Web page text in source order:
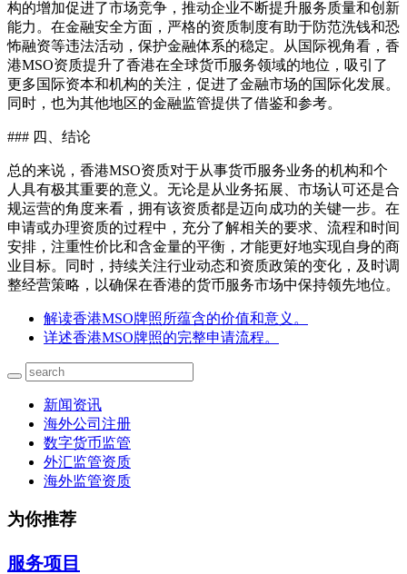
构的增加促进了市场竞争，推动企业不断提升服务质量和创新
能力。在金融安全方面，严格的资质制度有助于防范洗钱和恐
怖融资等违法活动，保护金融体系的稳定。从国际视角看，香
港MSO资质提升了香港在全球货币服务领域的地位，吸引了
更多国际资本和机构的关注，促进了金融市场的国际化发展。
同时，也为其他地区的金融监管提供了借鉴和参考。
### 四、结论
总的来说，香港MSO资质对于从事货币服务业务的机构和个
人具有极其重要的意义。无论是从业务拓展、市场认可还是合
规运营的角度来看，拥有该资质都是迈向成功的关键一步。在
申请或办理资质的过程中，充分了解相关的要求、流程和时间
安排，注重性价比和含金量的平衡，才能更好地实现自身的商
业目标。同时，持续关注行业动态和资质政策的变化，及时调
整经营策略，以确保在香港的货币服务市场中保持领先地位。
解读香港MSO牌照所蕴含的价值和意义。
详述香港MSO牌照的完整申请流程。
新闻资讯
海外公司注册
数字货币监管
外汇监管资质
海外监管资质
为你推荐
服务项目